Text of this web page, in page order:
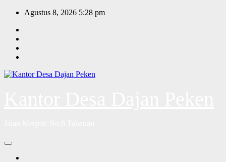
Skip
content
Agustus 8, 2026 5:28 pm